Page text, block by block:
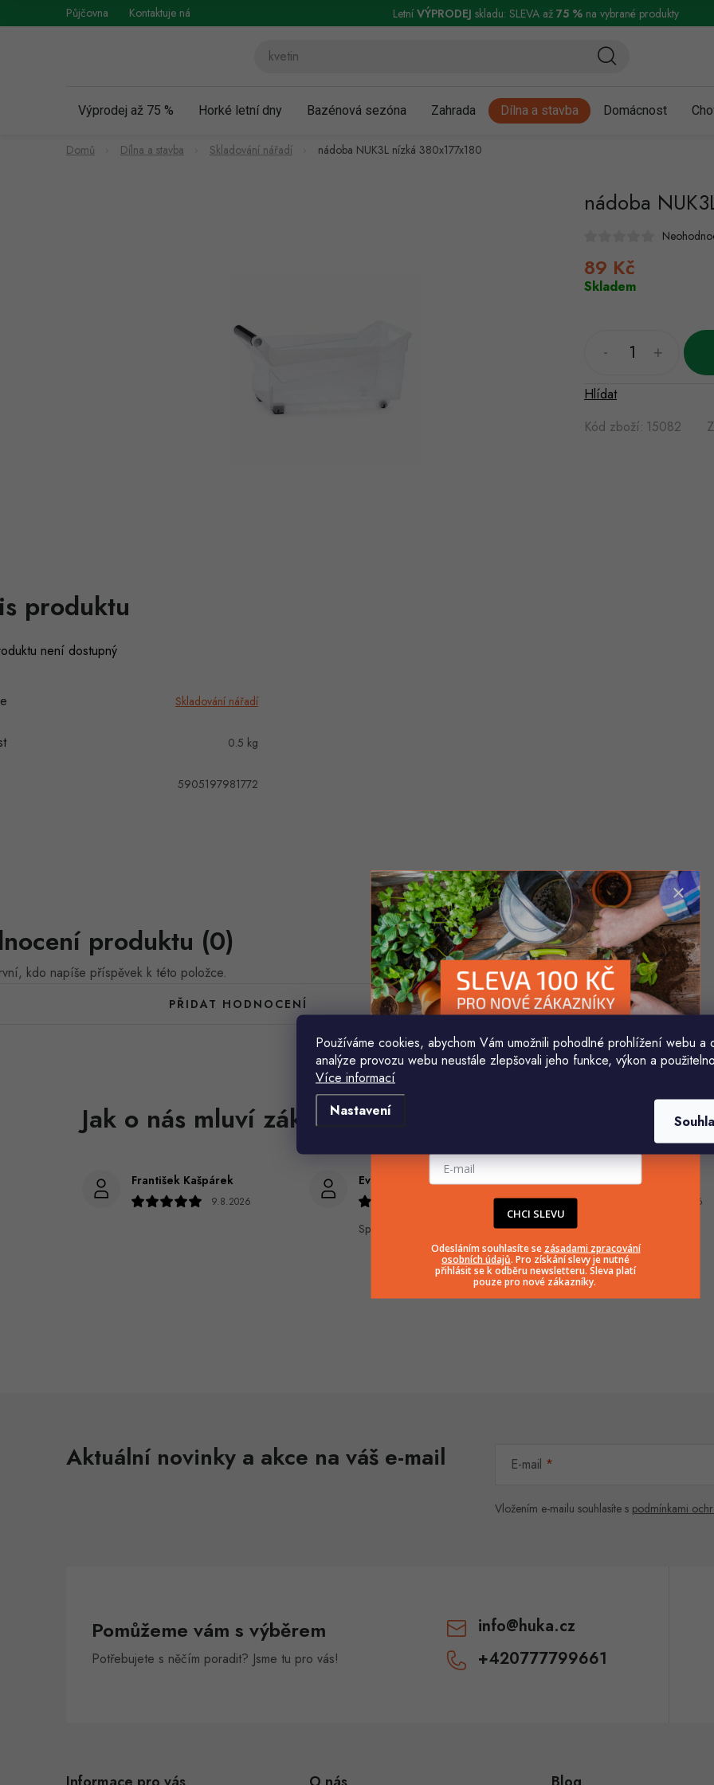
Používáme cookies, abychom Vám umožnili pohodlné prohlížení webu a
analýze provozu webu neustále zlepšovali jeho funkce, výkon a
Více informací
Nastavení
na
Půjčovna Kontaktuje nás Vrácení a reklamace Podmínky ochrany osobních údajů Obchodní
LetníVÝPRODEJ skladu: SLEVA až 75 %na vybrané produkty
Výprodej až 75 % Horké letní dny Bazénová sezóna Zahrada Dílna a stavba Domácnost
Domů Dílna a stavba Skladování nářadí nádoba NUK3L nízká 380x177x180
nádoba
89 Kč
cena:
Skladem
Kód zboží: 15082
Hlídat
produktu
není dostupný
Skladování nářadí
0.5 kg
5905197981772
produktu (0)
kdo napíše příspěvek k této položce.
PŘIDAT HODNOCENÍ
František Kašpárek
9.8.2026
Eva Šimonová
Spokojenost
Jiří Jícha
7.8.2026
Aktuální novinky a akce na váš e-mail E-mail
Vložením e-mailu souhlasíte s podmínkami
Pomůžeme vám s výběrem
Potřebujete s něčím poradit? Jsme tu pro vás!
info@huka.cz
+420777799661
CHCI SLEVU
Odesláním souhlasíte se zásadami zpracování
osobních údajů. Pro získání slevy je nutné
přihlásit se k odběru newsletteru. Sleva platí
pouze pro nové zákazníky.